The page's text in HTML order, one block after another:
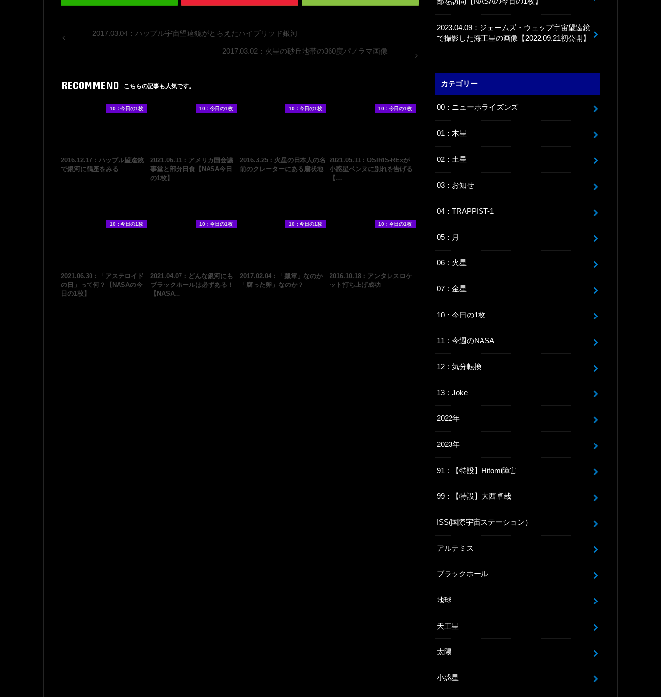
2017.03.04：ハッブル宇宙望遠鏡がとらえたハイブリッド銀河
2017.03.02：火星の砂丘地帯の360度パノラマ画像
RECOMMEND こちらの記事も人気です。
10：今日の1枚
2016.12.17：ハッブル望遠鏡
で銀河に鶴座をみる
10：今日の1枚
2021.06.11：アメリカ国会議
事堂と部分日食【NASA今日
の1枚】
10：今日の1枚
2016.3.25：火星の日本人の名
前のクレーターにある扇状地
10：今日の1枚
2021.05.11：OSIRIS-RExが
小惑星ベンヌに別れを告げる
【…
10：今日の1枚
2021.06.30：「アステロイド
の日」って何？【NASAの今
日の1枚】
10：今日の1枚
2021.04.07：どんな銀河にも
ブラックホールは必ずある！
【NASA…
10：今日の1枚
2017.02.04：「瓢箪」なのか
「腐った卵」なのか？
10：今日の1枚
2016.10.18：アンタレスロケ
ット打ち上げ成功
部を訪問【NASAの今日の1枚】
2023.04.09：ジェームズ・ウェッブ宇宙望遠鏡
で撮影した海王星の画像【2022.09.21初公開】
カテゴリー
00：ニューホライズンズ
01：木星
02：土星
03：お知せ
04：TRAPPIST-1
05：月
06：火星
07：金星
10：今日の1枚
11：今週のNASA
12：気分転換
13：Joke
2022年
2023年
91：【特設】Hitomi障害
99：【特設】大西卓哉
ISS(国際宇宙ステーション）
アルテミス
ブラックホール
地球
天王星
太陽
小惑星